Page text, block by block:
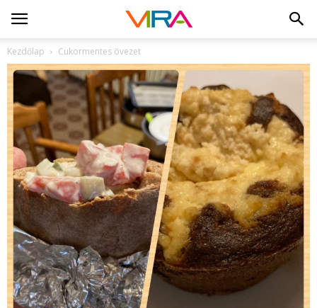
Kezdőlap Cukormentes övezet